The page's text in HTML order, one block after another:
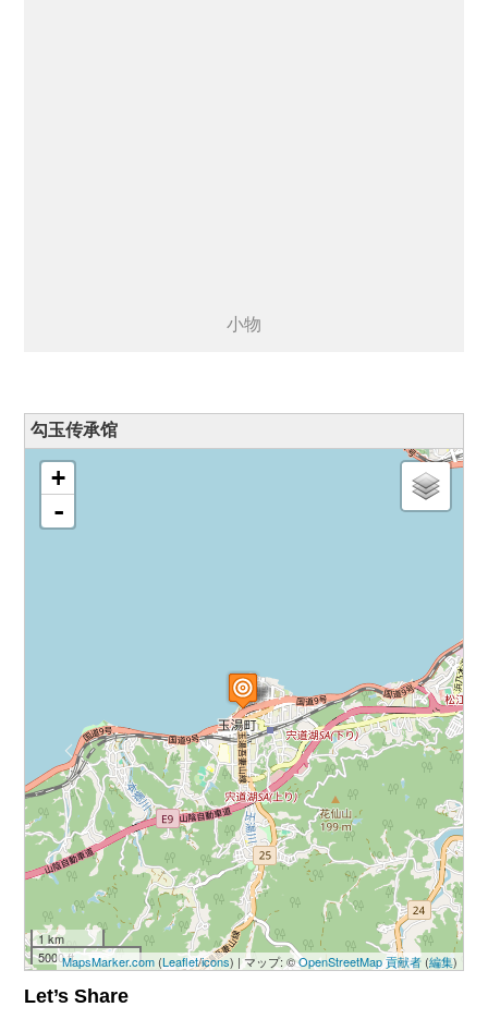
小物
勾玉传承馆
マップを読込み中 - しばらくお待ち下さい...
+
-
1 km
5000 ftMapsMarker.com(Leaflet/icons) | マップ: ©OpenStreetMap 貢献者(編集)
Let’s Share